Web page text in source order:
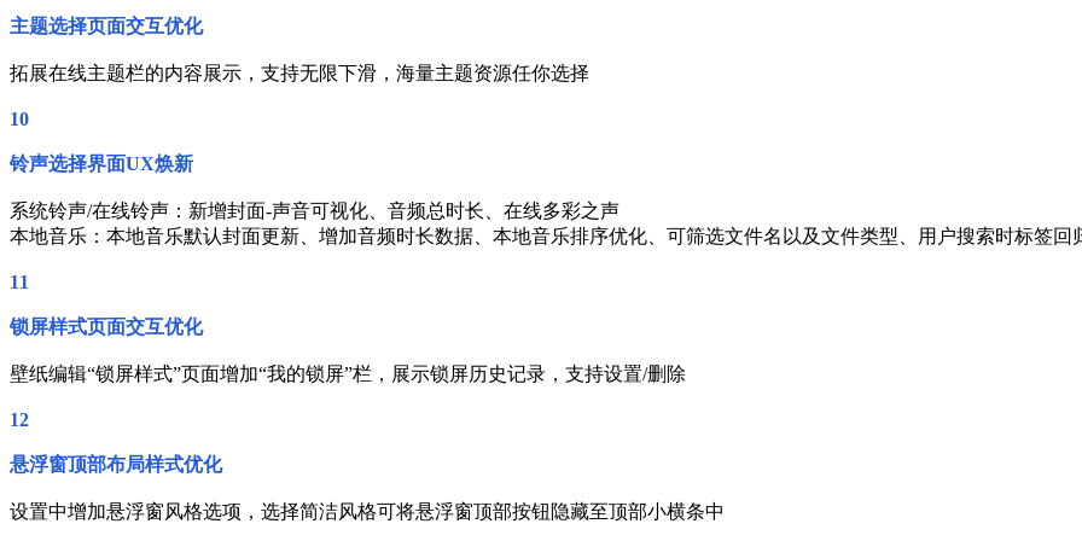
主题选择页面交互优化
拓展在线主题栏的内容展示，支持无限下滑，海量主题资源任你选择
10
铃声选择界面UX焕新
系统铃声/在线铃声：新增封面-声音可视化、音频总时长、在线多彩之声
本地音乐：本地音乐默认封面更新、增加音频时长数据、本地音乐排序优化、可筛选文件名以及文件类型、用户搜索时标签回
11
锁屏样式页面交互优化
壁纸编辑“锁屏样式”页面增加“我的锁屏”栏，展示锁屏历史记录，支持设置/删除
12
悬浮窗顶部布局样式优化
设置中增加悬浮窗风格选项，选择简洁风格可将悬浮窗顶部按钮隐藏至顶部小横条中